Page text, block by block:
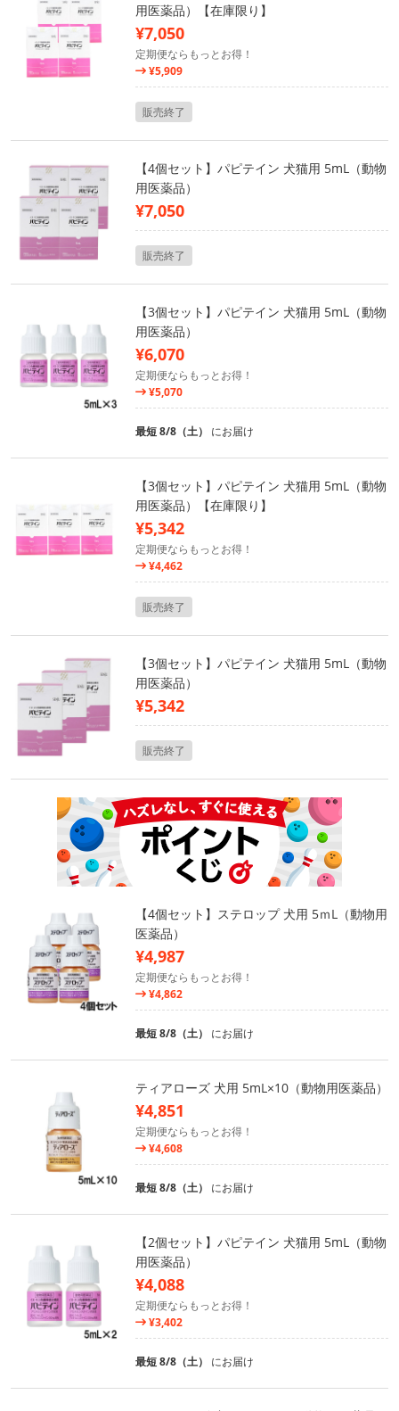
用医薬品）【在庫限り】
¥7,050
定期便ならもっとお得！
¥5,909
販売終了
【4個セット】パピテイン 犬猫用 5mL（動物
用医薬品）
¥7,050
販売終了
【3個セット】パピテイン 犬猫用 5mL（動物
用医薬品）
¥6,070
定期便ならもっとお得！
¥5,070
最短 8/8（土） にお届け
【3個セット】パピテイン 犬猫用 5mL（動物
用医薬品）【在庫限り】
¥5,342
定期便ならもっとお得！
¥4,462
販売終了
【3個セット】パピテイン 犬猫用 5mL（動物
用医薬品）
¥5,342
販売終了
【4個セット】ステロップ 犬用 5ｍL（動物用
医薬品）
¥4,987
定期便ならもっとお得！
¥4,862
最短 8/8（土） にお届け
ティアローズ 犬用 5mL×10（動物用医薬品）
¥4,851
定期便ならもっとお得！
¥4,608
最短 8/8（土） にお届け
【2個セット】パピテイン 犬猫用 5mL（動物
用医薬品）
¥4,088
定期便ならもっとお得！
¥3,402
最短 8/8（土） にお届け